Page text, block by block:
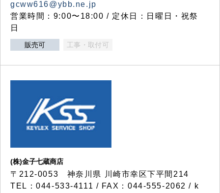
gcww616@ybb.ne.jp
営業時間：9:00〜18:00 / 定休日：日曜日・祝祭
日
販売可 工事・取付可
(株)金子七蔵商店
〒212-0053 神奈川県 川崎市幸区下平間214
TEL：044-533-4111 / FAX：044-555-2062 / k